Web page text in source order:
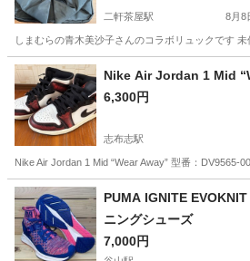
二軒茶屋駅 8月8
しまむらの青木美沙子さんのコラボリュックです 未
鹿児島 鹿児島市Nike Air Jordan 1 Mid
6,300円
志布志駅
Nike Air Jordan 1 Mid “Wear Away” 型番：
鹿児島 志布志市PUMA IGNITE
ニングシューズ
7,000円